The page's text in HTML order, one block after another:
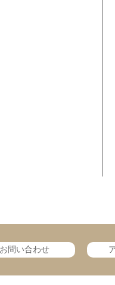
お問い合わせ